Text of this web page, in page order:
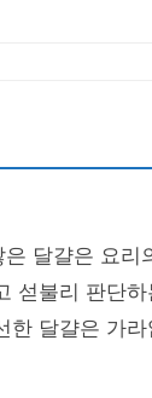
달걀은 요리
섣불리 판단
한 달걀은 가